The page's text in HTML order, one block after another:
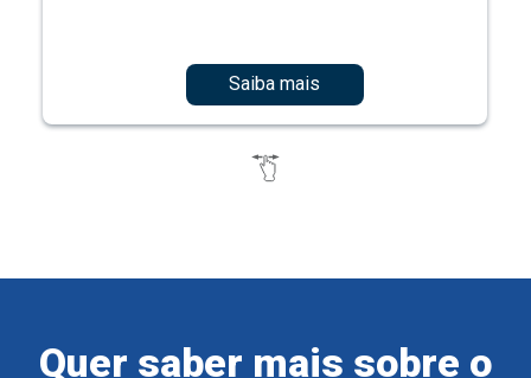
Saiba mais
Quer saber mais sobre o